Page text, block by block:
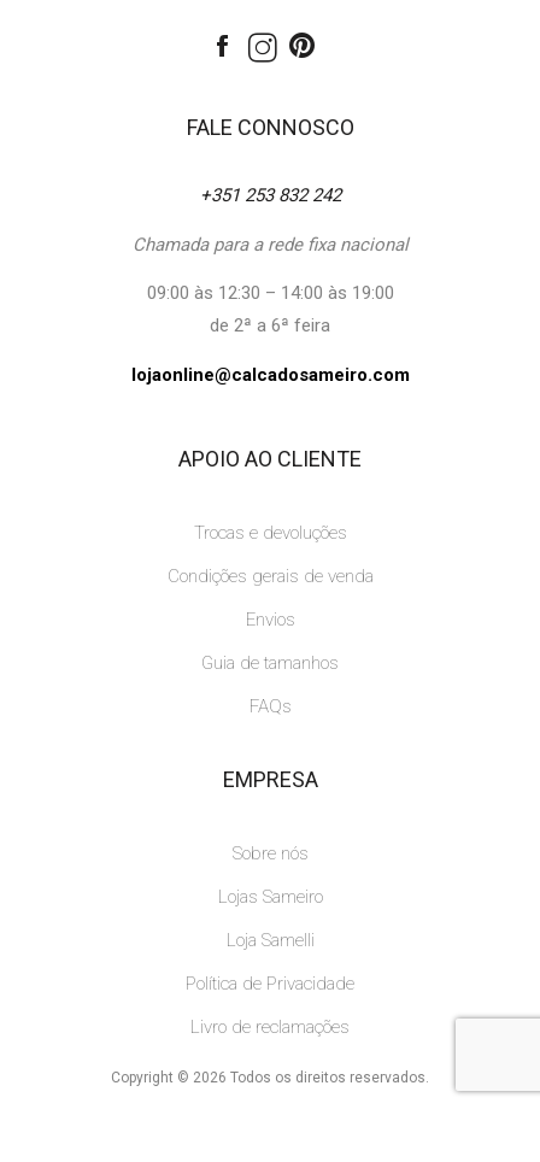
FALE CONNOSCO
+351 253 832 242
Chamada para a rede fixa nacional
09:00 às 12:30 – 14:00 às 19:00
de 2ª a 6ª feira
lojaonline@calcadosameiro.com
APOIO AO CLIENTE
Trocas e devoluções
Condições gerais de venda
Envios
Guia de tamanhos
FAQs
EMPRESA
Sobre nós
Lojas Sameiro
Loja Samelli
Política de Privacidade
Livro de reclamações
Copyright © 2026 Todos os direitos reservados.